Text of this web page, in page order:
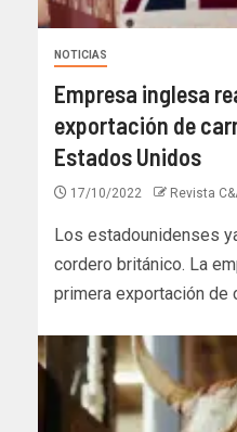
NOTICIAS
Empresa inglesa
exportación de
Estados Unidos
17/10/2022 Revista
Los estadounidenses
cordero británico. La
primera exportación de